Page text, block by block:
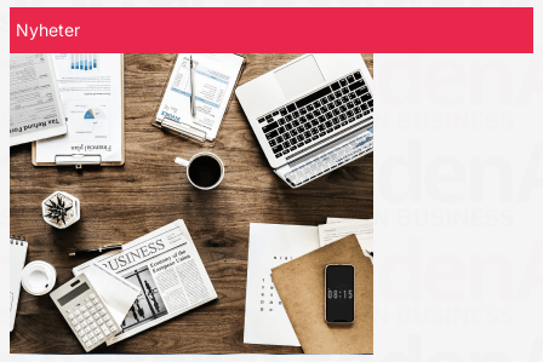
Nyheter